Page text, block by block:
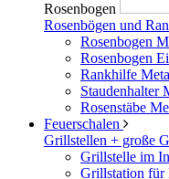
Rosenbogen
Rosenbögen und
Rosenbogen
Rosenbogen
Rankhilfe
Staudenhalter
Rosenstäbe
Feuerschalen
Grillstellen + große
Grillstelle im
Grillstation für